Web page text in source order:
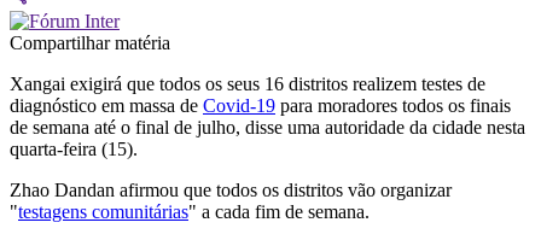
Compartilhar matéria
Xangai exigirá que todos os seus 16 distritos realizem testes de
diagnóstico em massa de Covid-19 para moradores todos os finais
de semana até o final de julho, disse uma autoridade da cidade nesta
quarta-feira (15).
Zhao Dandan afirmou que todos os distritos vão organizar
"testagens comunitárias" a cada fim de semana.